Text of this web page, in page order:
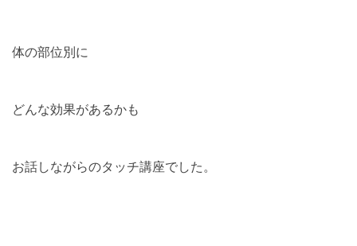
体の部位別に
どんな効果があるかも
お話しながらのタッチ講座でした。